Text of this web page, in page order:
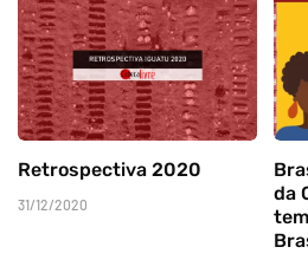
Retrospectiva 2020
31/12/2020
da